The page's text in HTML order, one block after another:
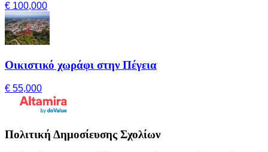
€ 100,000
Οικιστικό χωράφι στην Πέγεια
€ 55,000
Πολιτική Δημοσίευσης Σχολίων